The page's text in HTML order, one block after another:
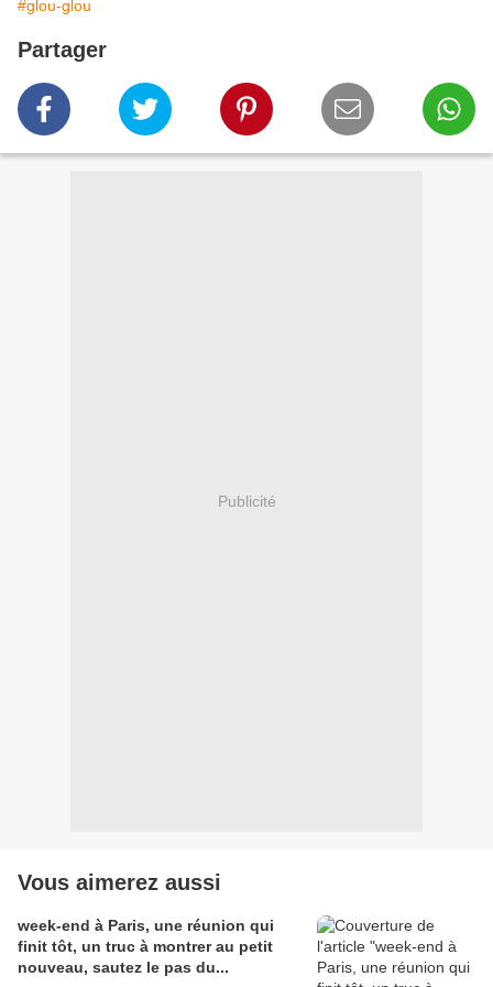
#glou-glou
Partager
Publicité
Vous aimerez aussi
week-end à Paris, une réunion qui
finit tôt, un truc à montrer au petit
nouveau, sautez le pas du...